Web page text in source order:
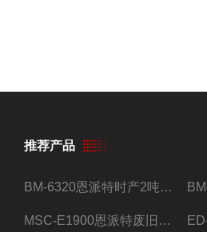
推荐产品
BM-6320恩派特时产2吨合金钢屑压饼机
MSC-E1900恩派特废旧锂电池极片破碎处理设备